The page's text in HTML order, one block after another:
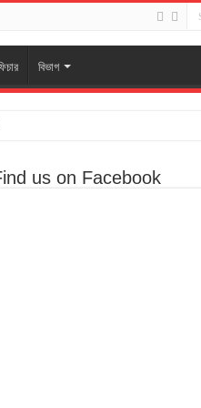
বিভাগ
us on Facebook